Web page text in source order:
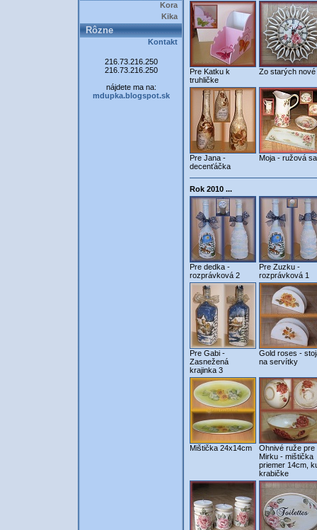
Kora
Kika
Rôzne
Kontakt
216.73.216.250
216.73.216.250
nájdete ma na:
mdupka.blogspot.sk
Pre Katku k
truhličke
Zo starých nové
Pre Jana -
decenťáčka
Moja - ružová
Rok 2010 ...
Pre dedka -
rozprávková 2
Pre Zuzku -
rozprávková 1
Pre Gabi -
Zasnežená
krajinka 3
Gold roses -
na servítky
Mištička 24x14cm
Ohnivé ruže pre
Mirku - mištička
priemer 14cm,
krabičke